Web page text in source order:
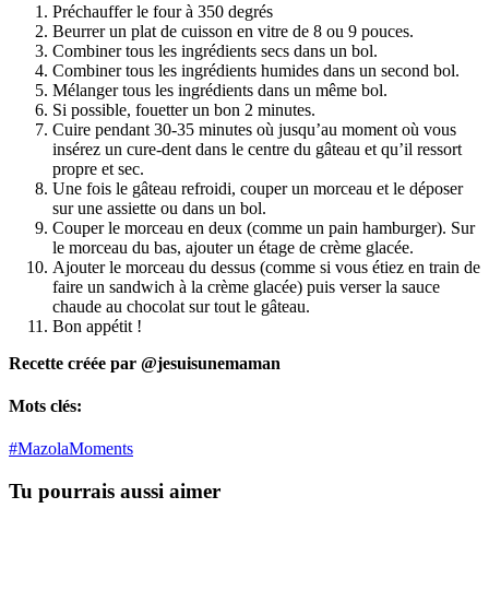
Préchauffer le four à 350 degrés
Beurrer un plat de cuisson en vitre de 8 ou 9 pouces.
Combiner tous les ingrédients secs dans un bol.
Combiner tous les ingrédients humides dans un second bol.
Mélanger tous les ingrédients dans un même bol.
Si possible, fouetter un bon 2 minutes.
Cuire pendant 30-35 minutes où jusqu’au moment où vous
insérez un cure-dent dans le centre du gâteau et qu’il ressort
propre et sec.
Une fois le gâteau refroidi, couper un morceau et le déposer
sur une assiette ou dans un bol.
Couper le morceau en deux (comme un pain hamburger). Sur
le morceau du bas, ajouter un étage de crème glacée.
Ajouter le morceau du dessus (comme si vous étiez en train de
faire un sandwich à la crème glacée) puis verser la sauce
chaude au chocolat sur tout le gâteau.
Bon appétit !
Recette créée par @jesuisunemaman
Mots clés:
#MazolaMoments
Tu pourrais aussi aimer